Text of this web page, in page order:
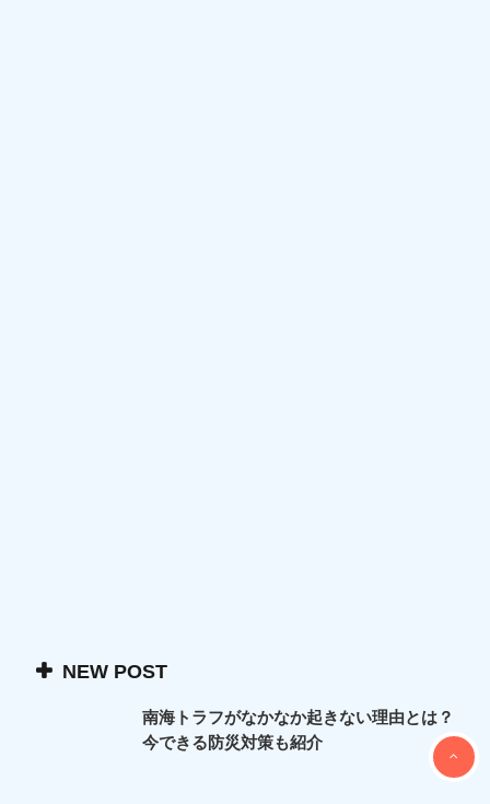
NEW POST
南海トラフがなかなか起きない理由とは？
今できる防災対策も紹介